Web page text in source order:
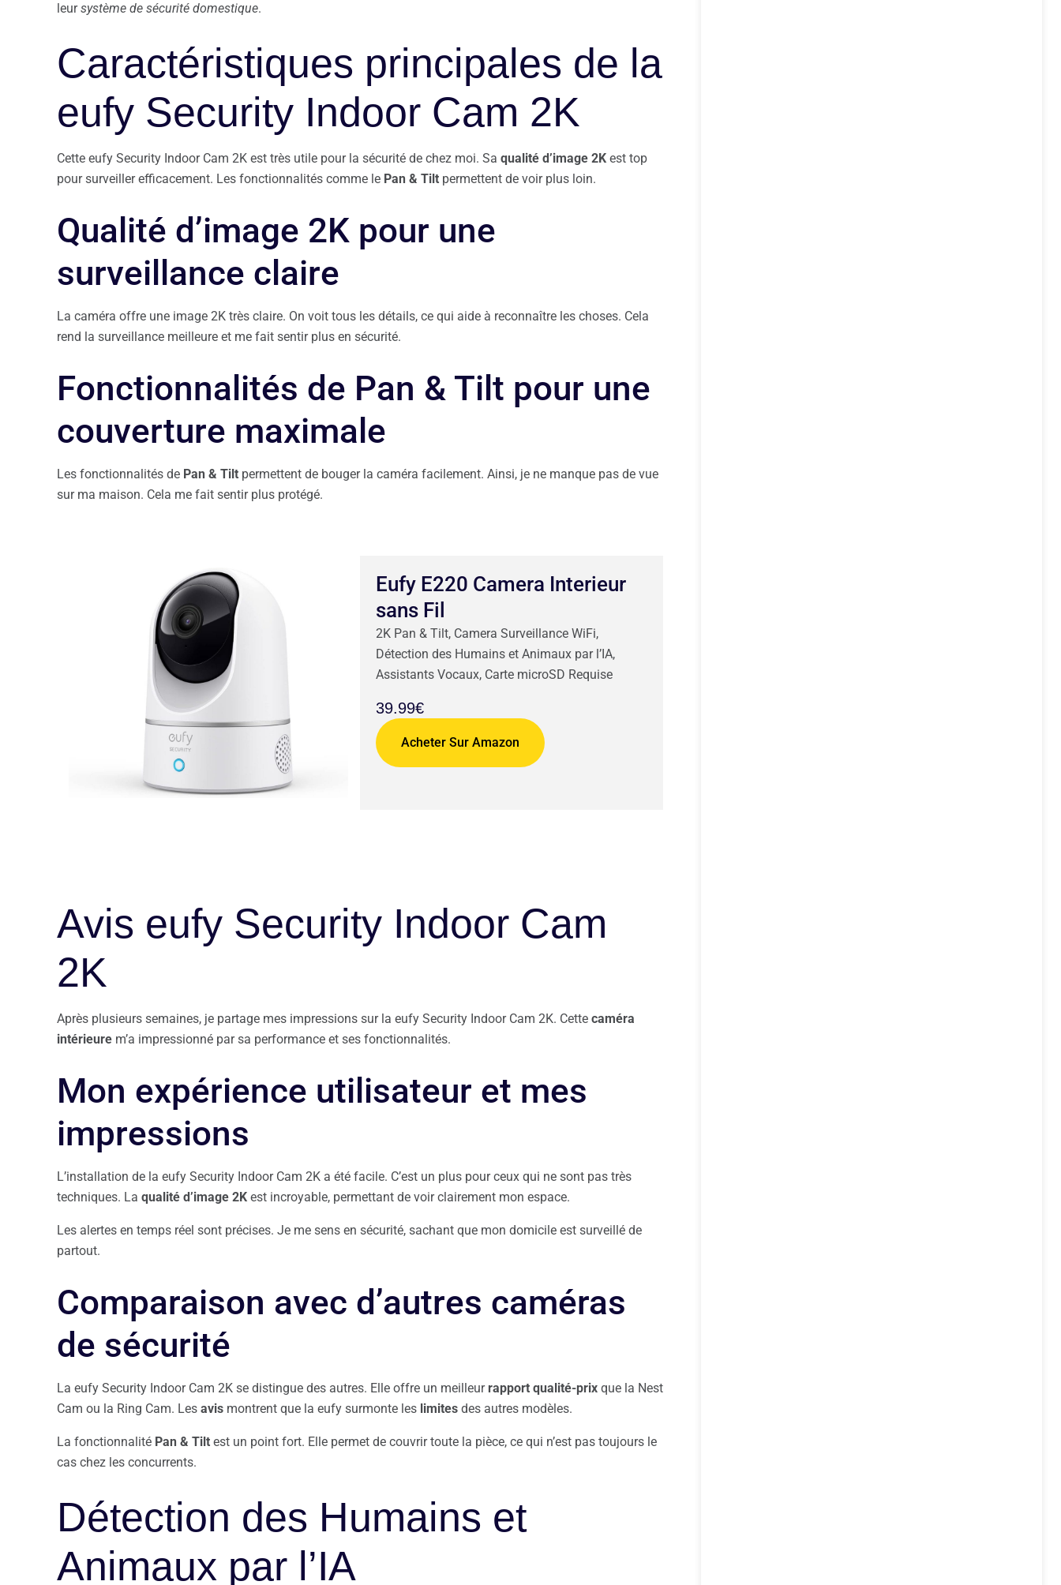
leursystème de sécurité domestique.
Caractéristiques principales de la
eufy Security Indoor Cam 2K
Cette eufy Security Indoor Cam 2K est très utile pour la sécurité de chez moi. Sa qualité d’image 2K est top
pour surveiller efficacement. Les fonctionnalités comme le Pan & Tilt permettent de voir plus loin.
Qualité d’image 2K pour une
surveillance claire
La caméra offre une image 2K très claire. On voit tous les détails, ce qui aide à reconnaître les choses. Cela
rend la surveillance meilleure et me fait sentir plus en sécurité.
Fonctionnalités de Pan & Tilt pour une
couverture maximale
Les fonctionnalités de Pan & Tilt permettent de bouger la caméra facilement. Ainsi, je ne manque pas de vue
sur ma maison. Cela me fait sentir plus protégé.
Eufy E220 Camera Interieur
sans Fil
2K Pan & Tilt, Camera Surveillance WiFi,
Détection des Humains et Animaux par l’IA,
Assistants Vocaux, Carte microSD Requise
39.99€
Acheter Sur Amazon
Avis eufy Security Indoor Cam
2K
Après plusieurs semaines, je partage mes impressions sur la eufy Security Indoor Cam 2K. Cette caméra
intérieure m’a impressionné par sa performance et ses fonctionnalités.
Mon expérience utilisateur et mes
impressions
L’installation de la eufy Security Indoor Cam 2K a été facile. C’est un plus pour ceux qui ne sont pas très
techniques. La qualité d’image 2K est incroyable, permettant de voir clairement mon espace.
Les alertes en temps réel sont précises. Je me sens en sécurité, sachant que mon domicile est surveillé de
partout.
Comparaison avec d’autres caméras
de sécurité
La eufy Security Indoor Cam 2K se distingue des autres. Elle offre un meilleur rapport qualité-prix que la Nest
Cam ou la Ring Cam. Les avis montrent que la eufy surmonte les limites des autres modèles.
La fonctionnalité Pan & Tilt est un point fort. Elle permet de couvrir toute la pièce, ce qui n’est pas toujours le
cas chez les concurrents.
Détection des Humains et
Animaux par l’IA